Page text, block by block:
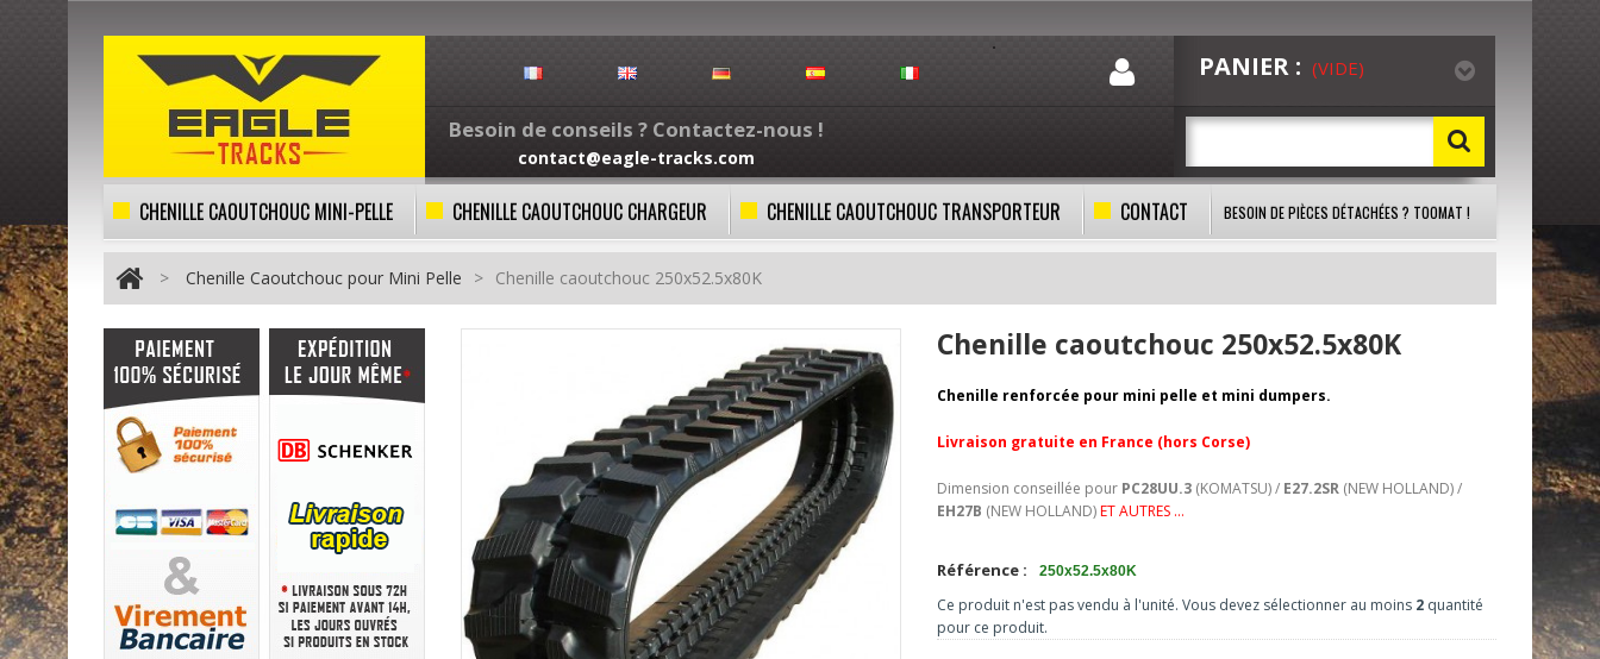
CHENILLE CAOUTCHOUC MINI-PELLE CHENILLE CAOUTCHOUC CHARGEUR CHENILLE CAOUTCHOUC TRANSPORTEUR CONTACT BESOIN DE PIÈCES DÉTACHÉES ? TOOMAT !
Besoin de conseils ? Contactez-nous !
contact@eagle-tracks.com
PANIER : (VIDE)
> Chenille Caoutchouc pour Mini Pelle > Chenille caoutchouc 250x52.5x80K
Chenille caoutchouc 250x52.5x80K
Chenille renforcée pour mini pelle et mini dumpers.
Livraison gratuite en France (hors Corse)
Dimension conseillée pour PC28UU.3 (KOMATSU) / E27.2SR (NEW HOLLAND) /
EH27B (NEW HOLLAND)ET AUTRES …
Référence : 250x52.5x80K
Ce produit n'est pas vendu à l'unité. Vous devez sélectionner au moins 2 quantité
pour ce produit.